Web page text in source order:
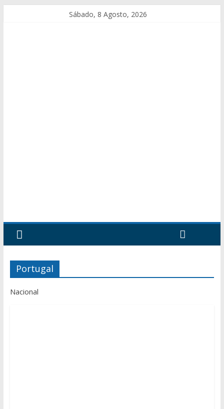
Sábado, 8 Agosto, 2026
Portugal
Nacional